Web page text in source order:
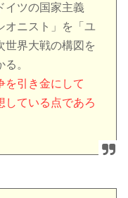
イツの国家主義
オニスト」を「ユ
世界大戦の構図を
。
を引き金にして
している点であろ